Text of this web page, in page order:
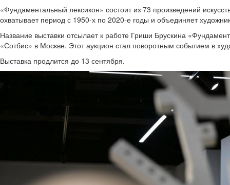
«Фундаментальный лексикон» состоит из 73 произведений
охватывает период с 1950-х по 2020-е годы и объединяет
Название выставки отсылает к работе Гриши Брускина
«Сотбис» в Москве. Этот аукцион стал поворотным событием в
Выставка продлится до 13 сентября.